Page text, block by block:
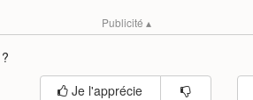
Publicité ▴
?
Je l'apprécie